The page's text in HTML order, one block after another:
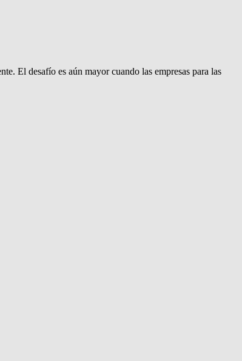
El desafío es aún mayor cuando las empresas para las